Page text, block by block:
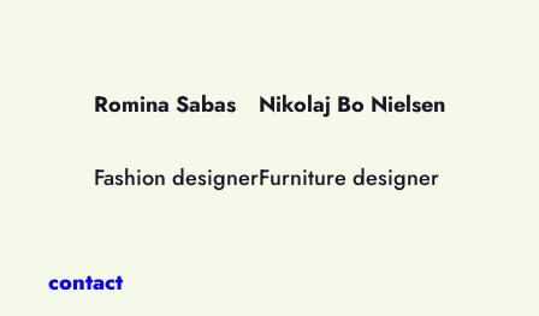
Romina Sabas
Fashion designer
Nikolaj Bo Nielsen
Furniture designer
contact